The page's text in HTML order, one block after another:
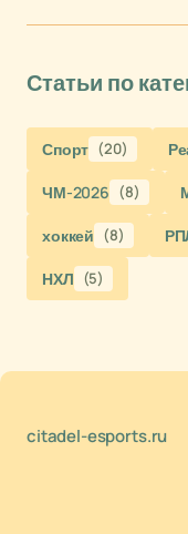
Статьи по
Спорт (20)
ЧМ-2026 (8)
хоккей (8)
НХЛ (5)
citadel-esports.ru